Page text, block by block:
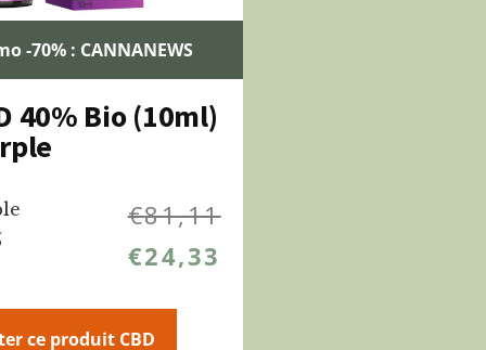
-70% : CANNANEWS
40% Bio (10ml)
€81,11
€24,33
ce produit CBD